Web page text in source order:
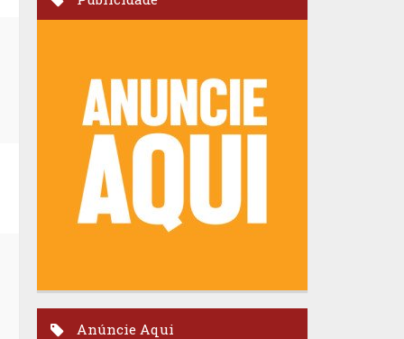
Anúncie Aqui